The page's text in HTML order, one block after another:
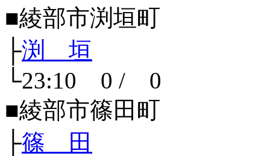
■綾部市渕垣町
├渕 垣
└23:10 0 / 0
■綾部市篠田町
├篠 田